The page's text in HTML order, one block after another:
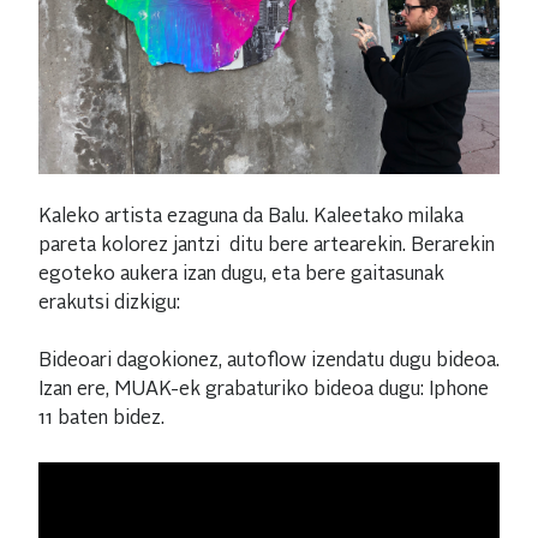
Kaleko artista ezaguna da Balu. Kaleetako milaka
pareta kolorez jantzi ditu bere artearekin. Berarekin
egoteko aukera izan dugu, eta bere gaitasunak
erakutsi dizkigu:
Bideoari dagokionez, autoflow izendatu dugu bideoa.
Izan ere, MUAK-ek grabaturiko bideoa dugu: Iphone
11 baten bidez.